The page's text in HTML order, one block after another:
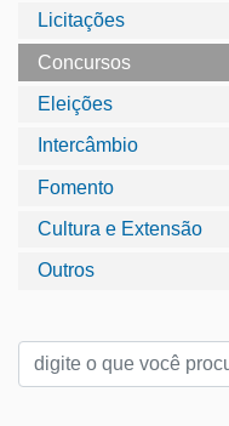
Licitações
Concursos
Eleições
Intercâmbio
Fomento
Cultura e Extensão
Outros